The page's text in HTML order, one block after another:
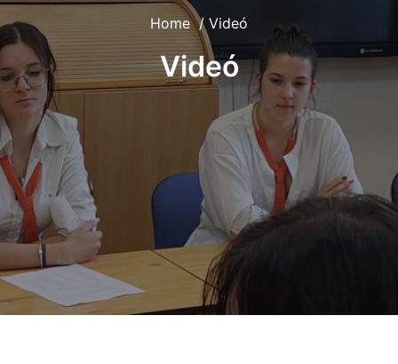
Home/ Videó
Videó